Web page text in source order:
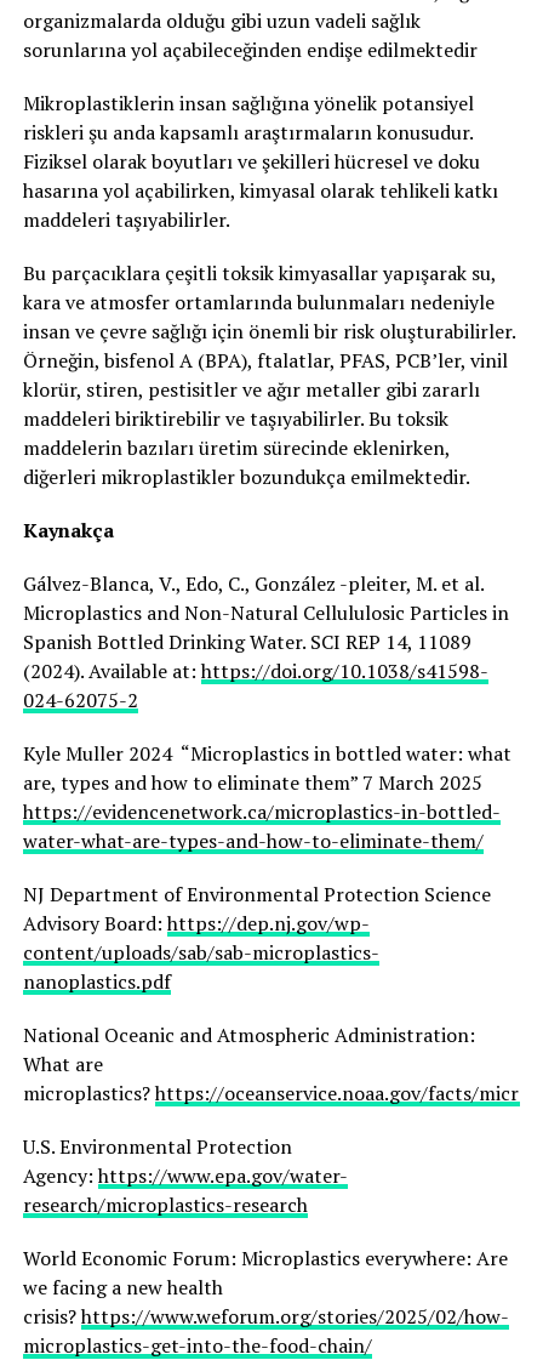
organizmalarda olduğu gibi uzun vadeli sağlık
sorunlarına yol açabileceğinden endişe edilmektedir
Mikroplastiklerin insan sağlığına yönelik potansiyel
riskleri şu anda kapsamlı araştırmaların konusudur.
Fiziksel olarak boyutları ve şekilleri hücresel ve doku
hasarına yol açabilirken, kimyasal olarak tehlikeli katkı
maddeleri taşıyabilirler.
Bu parçacıklara çeşitli toksik kimyasallar yapışarak su,
kara ve atmosfer ortamlarında bulunmaları nedeniyle
insan ve çevre sağlığı için önemli bir risk oluşturabilirler.
Örneğin, bisfenol A (BPA), ftalatlar, PFAS, PCB’ler, vinil
klorür, stiren, pestisitler ve ağır metaller gibi zararlı
maddeleri biriktirebilir ve taşıyabilirler. Bu toksik
maddelerin bazıları üretim sürecinde eklenirken,
diğerleri mikroplastikler bozundukça emilmektedir.
Kaynakça
Gálvez-Blanca, V., Edo, C., González -pleiter, M. et al.
Microplastics and Non-Natural Cellululosic Particles in
Spanish Bottled Drinking Water. SCI REP 14, 11089
(2024). Available at:https://doi.org/10.1038/s41598-
024-62075-2
Kyle Muller 2024 “Microplastics in bottled water: what
are, types and how to eliminate them” 7 March 2025
https://evidencenetwork.ca/microplastics-in-bottled-
water-what-are-types-and-how-to-eliminate-them/
NJ Department of Environmental Protection Science
Advisory Board:https://dep.nj.gov/wp-
content/uploads/sab/sab-microplastics-
nanoplastics.pdf
National Oceanic and Atmospheric Administration:
What are
microplastics?https://oceanservice.noaa.gov/facts/
U.S. Environmental Protection
Agency:https://www.epa.gov/water-
research/microplastics-research
World Economic Forum: Microplastics everywhere: Are
we facing a new health
crisis?https://www.weforum.org/stories/2025/02/how-
microplastics-get-into-the-food-chain/